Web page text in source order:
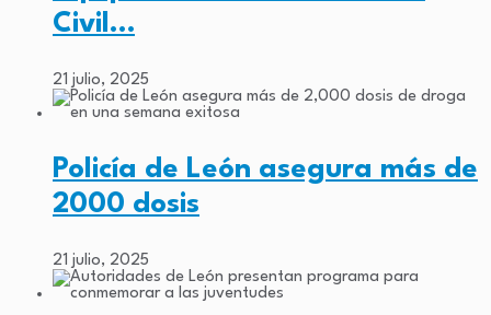
Civil…
21 julio, 2025
Policía de León asegura más de
2000 dosis
21 julio, 2025